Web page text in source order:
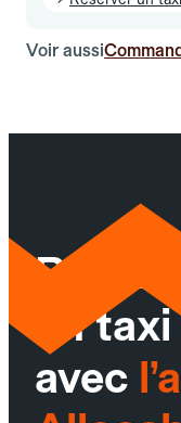
Voir aussi
un
avec